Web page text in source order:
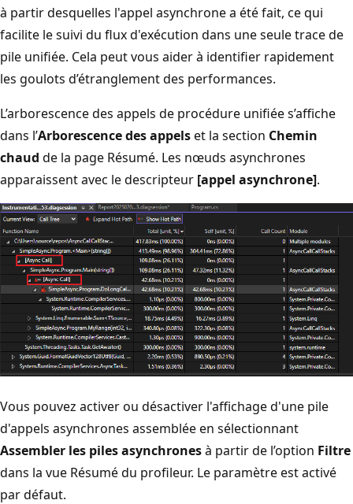
à partir desquelles l'appel asynchrone a été fait, ce qui
facilite le suivi du flux d'exécution dans une seule trace de
pile unifiée. Cela peut vous aider à identifier rapidement
les goulots d’étranglement des performances.
L’arborescence des appels de procédure unifiée s’affiche
dans l’Arborescence des appelset la section Chemin
chaud de la page Résumé. Les nœuds asynchrones
apparaissent avec le descripteur [appel asynchrone].
Vous pouvez activer ou désactiver l'affichage d'une pile
d'appels asynchrones assemblée en sélectionnant
Assembler les piles asynchronesà partir de l’option Filtre
dans la vue Résumé du profileur. Le paramètre est activé
par défaut.